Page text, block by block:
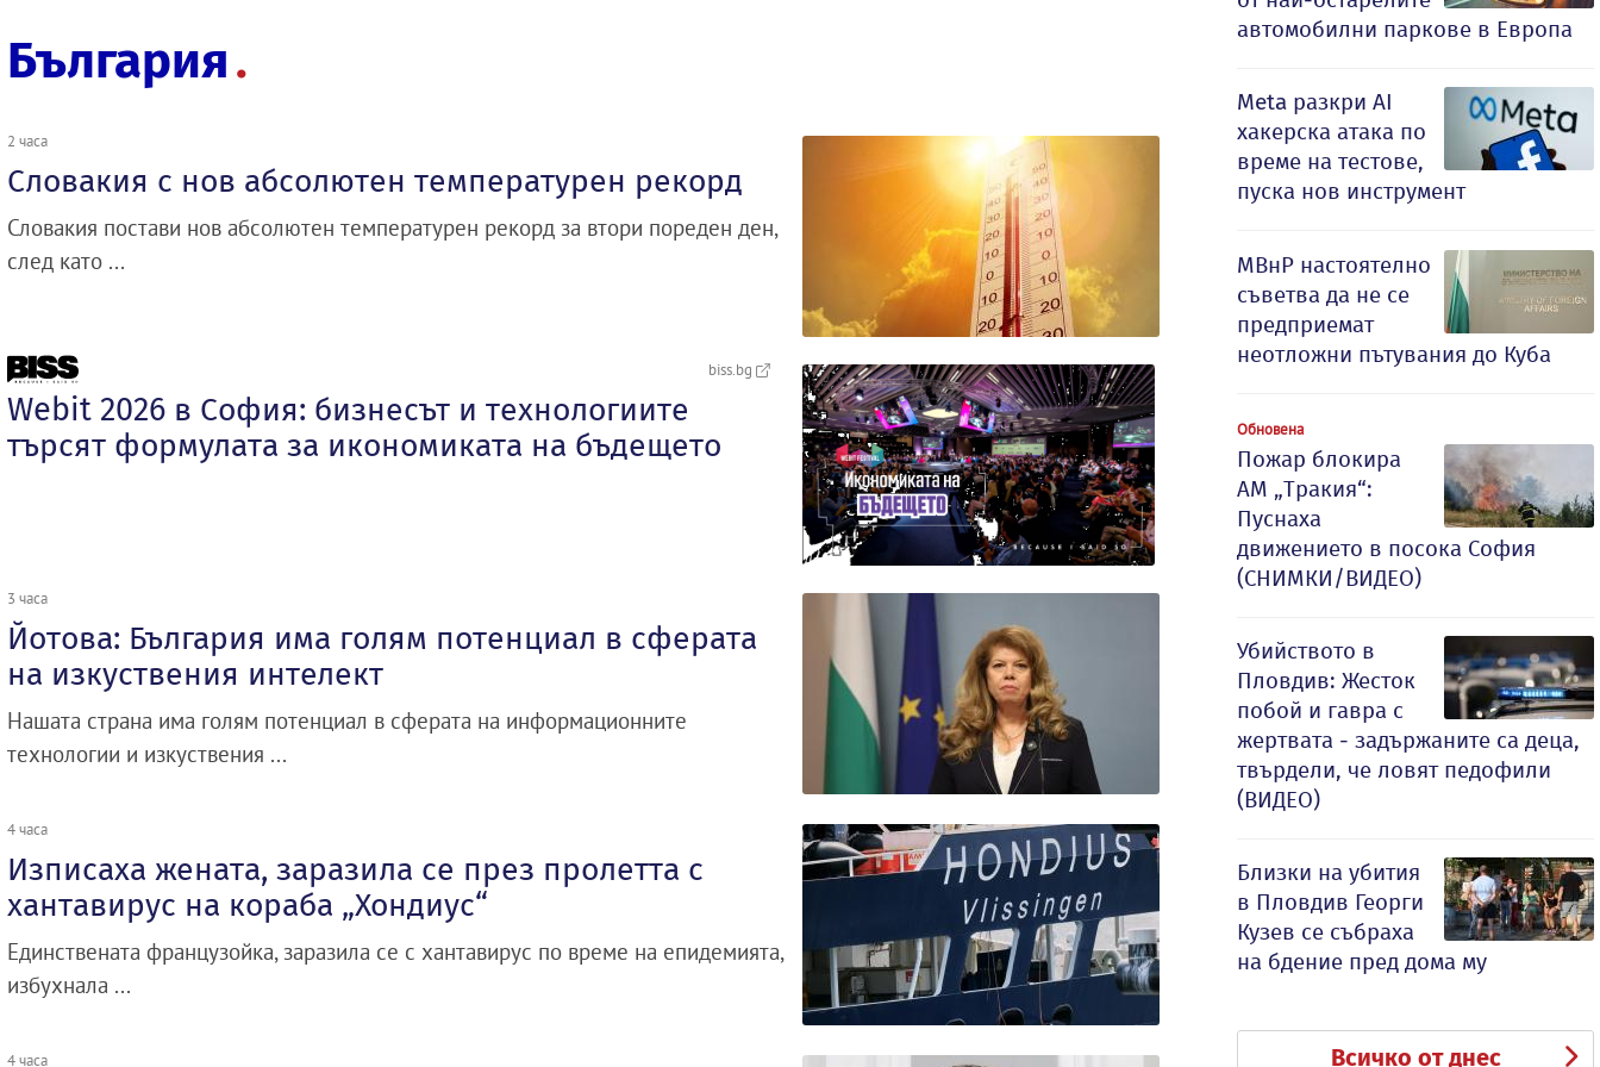
България
2 часа
Словакия с нов абсолютен температурен рекорд
Словакия постави нов абсолютен температурен рекорд за втори пореден ден,
след като ...
biss.bg
Webit 2026 в София: бизнесът и технологиите
търсят формулата за икономиката на бъдещето
3 часа
Йотова: България има голям потенциал в сферата
на изкуствения интелект
Нашата страна има голям потенциал в сферата на информационните
технологии и изкуствения ...
4 часа
Изписаха жената, заразила се през пролетта с
хантавирус на кораба „Хондиус“
Единствената французойка, заразила се с хантавирус по време на епидемията,
избухнала ...
4 часа
автомобилни паркове в Европа
Meta разкри AI
хакерска атака по
време на тестове,
пуска нов инструмент
МВнР настоятелно
съветва да не се
предприемат
неотложни пътувания до Куба
Обновена
Пожар блокира
АМ „Тракия“:
Пуснаха
движението в посока София
(СНИМКИ/ВИДЕО)
Убийството в
Пловдив: Жесток
побой и гавра с
жертвата - задържаните са деца,
твърдели, че ловят педофили
(ВИДЕО)
Близки на убития
в Пловдив Георги
Кузев се събраха
на бдение пред дома му
Всичко от днес